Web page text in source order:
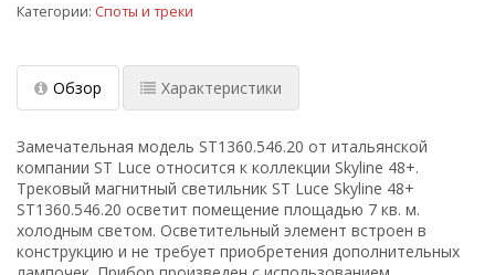
Категории: Споты и треки
Обзор Характеристики
Замечательная модель ST1360.546.20 от итальянской
компании ST Luce относится к коллекции Skyline 48+.
Трековый магнитный светильник ST Luce Skyline 48+
ST1360.546.20 осветит помещение площадью 7 кв. м.
холодным светом. Осветительный элемент встроен в
конструкцию и не требует приобретения дополнительных